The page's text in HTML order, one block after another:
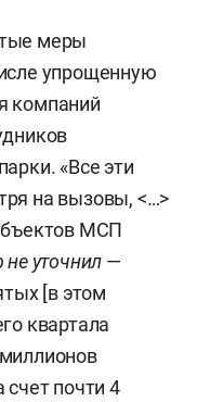
меры
упрощенную
компаний
«Все эти
на вызовы, <…>
МСП
уточнил —
[в этом
квартала
почти 4